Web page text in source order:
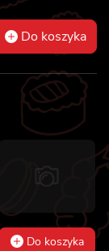
Do koszyka
Do koszyka